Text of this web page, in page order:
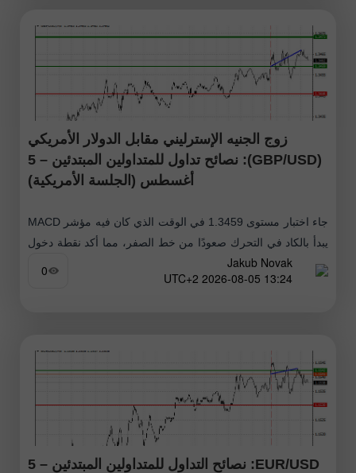
زوج الجنيه الإسترليني مقابل الدولار الأمريكي
(GBP/USD): نصائح تداول للمتداولين المبتدئين – 5
أغسطس (الجلسة الأمريكية)
جاء اختبار مستوى 1.3459 في الوقت الذي كان فيه مؤشر MACD
يبدأ بالكاد في التحرك صعودًا من خط الصفر، مما أكد نقطة دخول
صحيحة للصفقات الطويلة (الشراء). ونتيجة لذلك، تقدم
Jakub Novak
13:24 2026-08-05 UTC+2
0
EUR/USD: نصائح التداول للمتداولين المبتدئين – 5